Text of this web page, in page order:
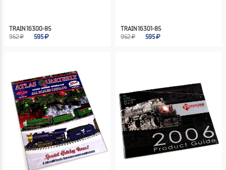
TRAIN 16300-85
952 ₽
595
TRAIN 16301-85
952 ₽
595